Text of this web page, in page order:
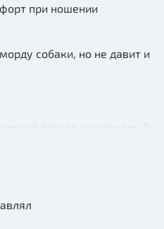
при ношении
собаки, но не давит и
терьер, карликовый
средний шпиц и